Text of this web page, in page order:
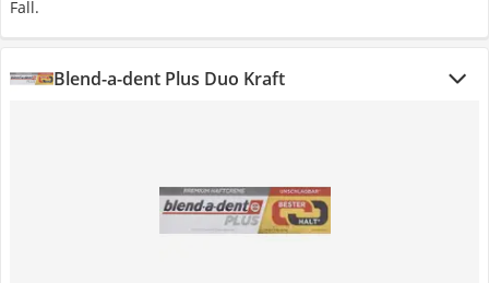
Fall.
Blend-a-dent Plus Duo Kraft